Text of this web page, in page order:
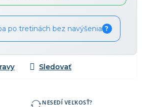
po tretinách bez navýšenia ?
NESEDÍ VEĽKOSŤ?